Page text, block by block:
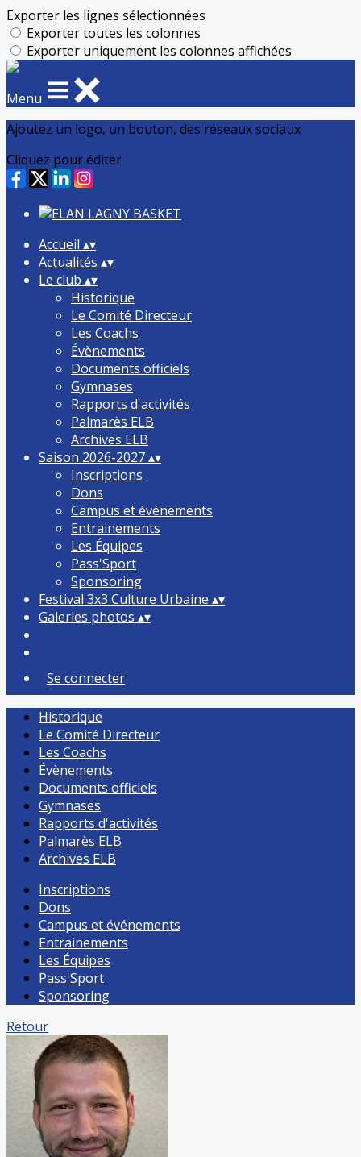
Exporter les lignes sélectionnées
Exporter toutes les colonnes
Exporter uniquement les colonnes affichées
Menu
Ajoutez un logo, un bouton, des réseaux sociaux
Cliquez pour éditer
Accueil ▴▾
Actualités ▴▾
Le club ▴▾
Historique
Le Comité Directeur
Les Coachs
Évènements
Documents officiels
Gymnases
Rapports d'activités
Palmarès ELB
Archives ELB
Saison 2026-2027▴▾
Inscriptions
Dons
Campus et événements
Entrainements
Les Équipes
Pass'Sport
Sponsoring
Festival 3x3 Culture Urbaine ▴▾
Galeries photos ▴▾
Se connecter
Historique
Le Comité Directeur
Les Coachs
Évènements
Documents officiels
Gymnases
Rapports d'activités
Palmarès ELB
Archives ELB
Inscriptions
Dons
Campus et événements
Entrainements
Les Équipes
Pass'Sport
Sponsoring
Retour